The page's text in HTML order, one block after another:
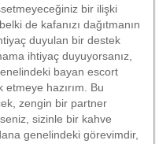
bir ilişki
de kafanızı dağıtmanın
duyulan bir destek
ihtiyaç duyuyorsanız,
bayan escort
etmeye hazırım. Bu
zengin bir partner
sizinle bir kahve
genelindeki görevimdir,